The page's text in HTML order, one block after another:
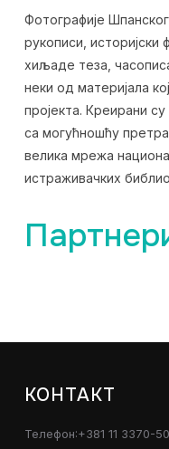
Фотографије
рукописи,
хиљаде теза,
неки од материјала
пројекта. Креирани
са могућношћу
велика мрежа
истраживачких
КОНТАКТ
Телефон:+381 11 3370-